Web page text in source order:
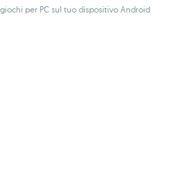
per PC sul tuo dispositivo Android